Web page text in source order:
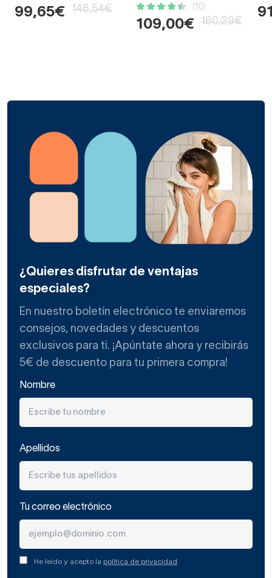
99,65€ 146,54€ (10)
109,00€ 160,29€
¿Quieres disfrutar de ventajas
especiales?
En nuestro boletín electrónico te enviaremos
consejos, novedades y descuentos
exclusivos para ti. ¡Apúntate ahora y recibirás
5€ de descuento para tu primera compra!
Nombre
Apellidos
Tu correo electrónico
He leído y acepto la política de privacidad